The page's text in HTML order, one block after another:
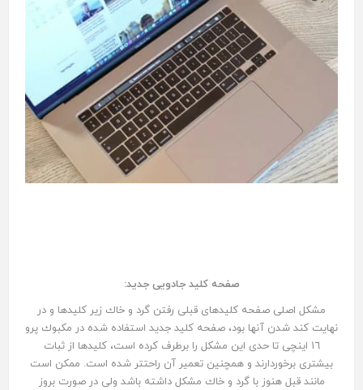
صفحه كليد جادويى جديد:
مشكل اصلى صفحه كليدهاى قبلى رفتن گرد و خاك زير كليدها و در
نهايت كند شدن آنها بود، صفحه كليد جديد استفاده شده در مكبوك پرو
١٦ اينچى تا حدى اين مشكل را برطرف كرده است، كليدها از ثبات
بيشترى برخوردارند و همچنين تعمير آن راحتتر شده است. ممكن است
مانند قبل هنوز با گرد و خاك مشكل داشته باشد ولى در صورت بروز